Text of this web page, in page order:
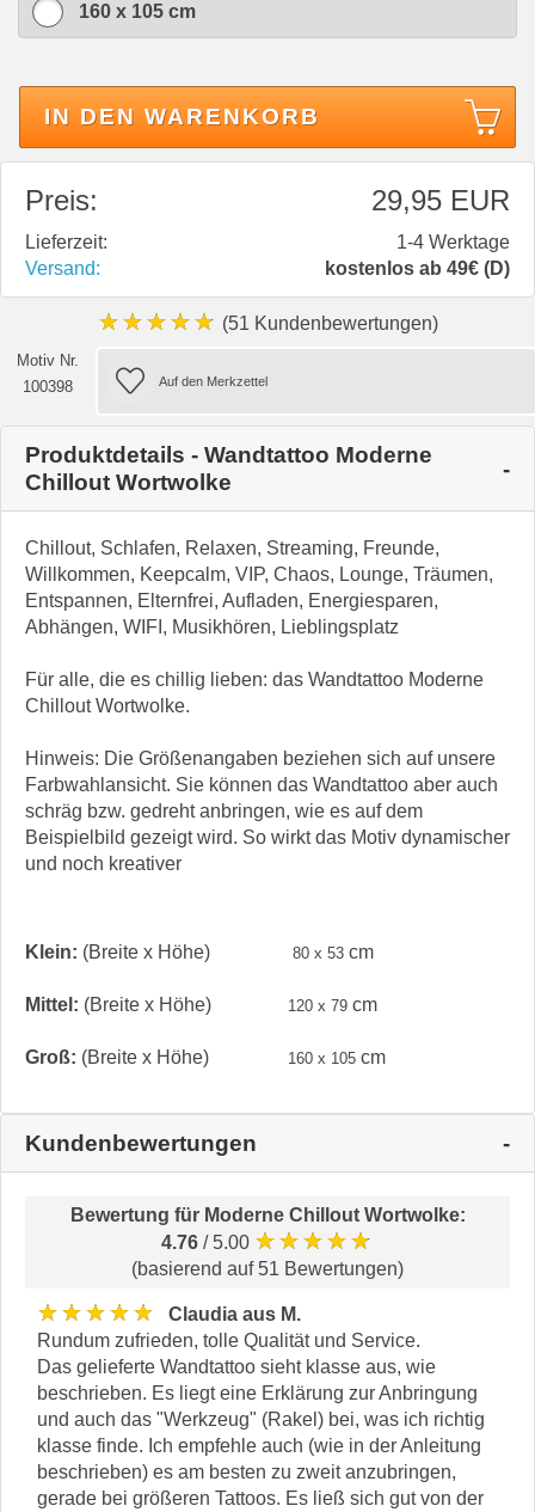
160 x 105 cm
IN DEN WARENKORB
Preis: 29,95 EUR
Lieferzeit:
1-4 Werktage
Versand:
kostenlos ab 49€ (D)
★★★★★ (51 Kundenbewertungen)
Motiv Nr.
100398
Produktdetails - Wandtattoo Moderne
Chillout Wortwolke
Chillout, Schlafen, Relaxen, Streaming, Freunde,
Willkommen, Keepcalm, VIP, Chaos, Lounge, Träumen,
Entspannen, Elternfrei, Aufladen, Energiesparen,
Abhängen, WIFI, Musikhören, Lieblingsplatz
Für alle, die es chillig lieben: das Wandtattoo Moderne
Chillout Wortwolke.
Hinweis: Die Größenangaben beziehen sich auf unsere
Farbwahlansicht. Sie können das Wandtattoo aber auch
schräg bzw. gedreht anbringen, wie es auf dem
Beispielbild gezeigt wird. So wirkt das Motiv dynamischer
und noch kreativer
Klein: (Breite x Höhe) 80 x 53 cm
Mittel: (Breite x Höhe) 120 x 79 cm
Groß: (Breite x Höhe) 160 x 105 cm
Kundenbewertungen
Bewertung für Moderne Chillout Wortwolke:
4.76 / 5.00 ★★★★★
(basierend auf 51 Bewertungen)
★★★★★
Claudia aus M.
Rundum zufrieden, tolle Qualität und Service.
Das gelieferte Wandtattoo sieht klasse aus, wie
beschrieben. Es liegt eine Erklärung zur Anbringung
und auch das "Werkzeug" (Rakel) bei, was ich richtig
klasse finde. Ich empfehle auch (wie in der Anleitung
beschrieben) es am besten zu zweit anzubringen,
gerade bei größeren Tattoos. Es ließ sich gut von der